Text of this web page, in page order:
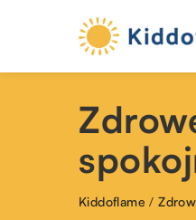
Kiddoflame /